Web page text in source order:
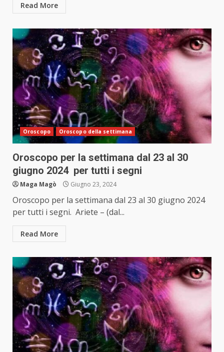
Read More
Oroscopo Oroscopo della settimana
Oroscopo per la settimana dal 23 al 30
giugno 2024 per tutti i segni
Maga Magò Giugno 23, 2024
Oroscopo per la settimana dal 23 al 30 giugno 2024
per tutti i segni. Ariete – (dal...
Read More